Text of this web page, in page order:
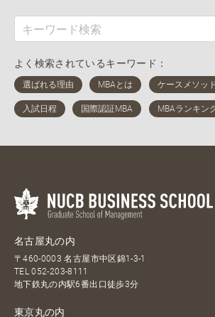
よく検索されているキーワード：
名古屋丸の内
〒460-0003 名古屋市中区錦1-3-1
TEL052-203-8111
地下鉄丸の内駅6番出口徒歩3分
東京丸の内